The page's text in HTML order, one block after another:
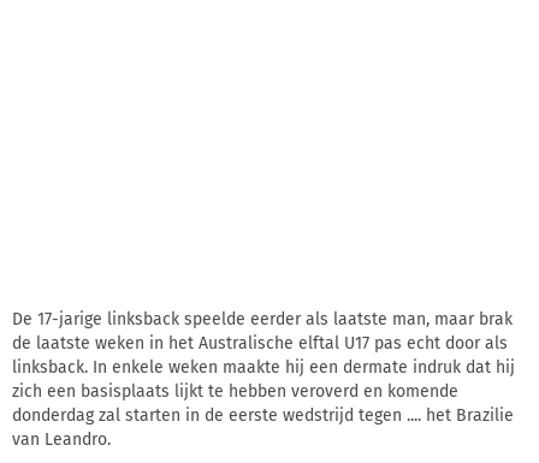
De 17-jarige linksback speelde eerder als laatste man, maar brak
de laatste weken in het Australische elftal U17 pas echt door als
linksback. In enkele weken maakte hij een dermate indruk dat hij
zich een basisplaats lijkt te hebben veroverd en komende
donderdag zal starten in de eerste wedstrijd tegen .... het Brazilie
van Leandro.